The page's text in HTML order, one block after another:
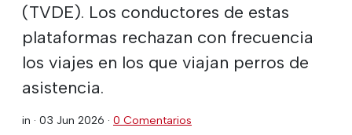
(TVDE). Los conductores de estas
plataformas rechazan con frecuencia
los viajes en los que viajan perros de
asistencia.
in · 03 Jun 2026 · 0 Comentarios